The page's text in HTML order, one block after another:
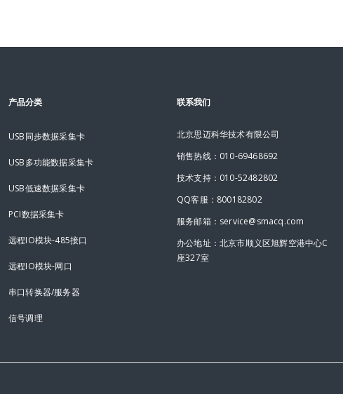
产品分类
USB同步数据采集卡
USB多功能数据采集卡
USB低速数据采集卡
PCI数据采集卡
远程IO模块-485接口
远程IO模块-网口
串口转换器/服务器
信号调理
联系我们
北京思迈科华技术有限公司
销售热线：010-69468692
技术支持：010-52482802
QQ客服：800182802
服务邮箱：service@smacq.com
办公地址：北京市顺义区旭辉空港中心C
座327室